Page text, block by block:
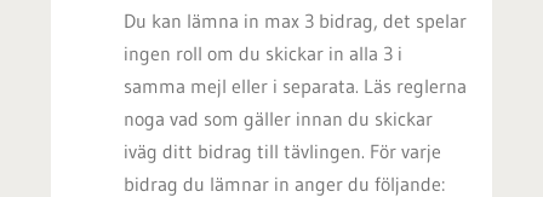
Du kan lämna in max 3 bidrag, det spelar
ingen roll om du skickar in alla 3 i
samma mejl eller i separata. Läs reglerna
noga vad som gäller innan du skickar
iväg ditt bidrag till tävlingen. För varje
bidrag du lämnar in anger du följande: